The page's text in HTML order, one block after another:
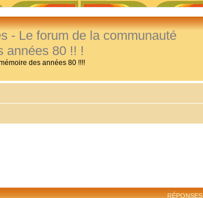
- Le forum de la communauté
années 80 !! !
des années 80 !!!!
RÉPONSES